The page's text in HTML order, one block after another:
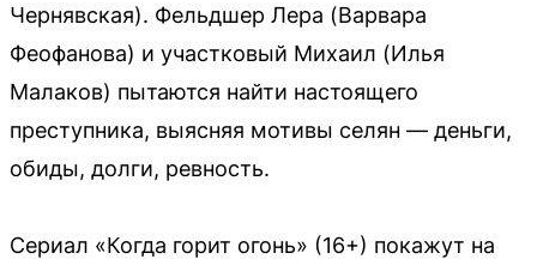
Чернявская). Фельдшер Лера (Варвара
Феофанова) и участковый Михаил (Илья
Малаков) пытаются найти настоящего
преступника, выясняя мотивы селян — деньги,
обиды, долги, ревность.
Сериал «Когда горит огонь» (16+) покажут на